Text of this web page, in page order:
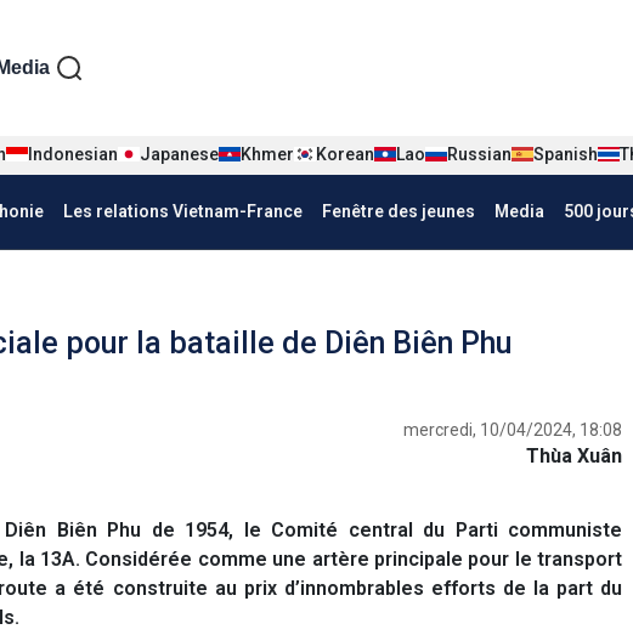
tiếng Pháp
Indonesian Japanese Khmer Korean Lao Russian Spanish
Les relations Vietnam-France Fenêtre des jeunes Media 500
pour la bataille de Diên Biên Phu
mercredi, 10/04/2024, 18:08
Thùa Xuân
Biên Phu de 1954, le Comité central du Parti communiste
la 13A. Considérée comme une artère principale pour le transport
a été construite au prix d’innombrables efforts de la part du